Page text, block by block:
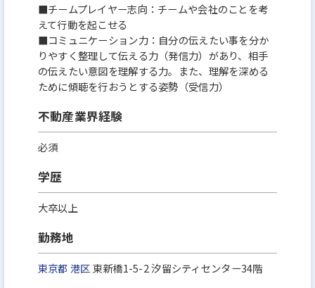
■チームプレイヤー志向：チームや会社のことを考
えて行動を起こせる
■コミュニケーション力：自分の伝えたい事を分か
りやすく整理して伝える力（発信力）があり、相手
の伝えたい意図を理解する力。また、理解を深める
ために傾聴を行おうとする姿勢（受信力）
不動産業界経験
必須
学歴
大卒以上
勤務地
東京都 港区東新橋1-5-2 汐留シティセンター34階